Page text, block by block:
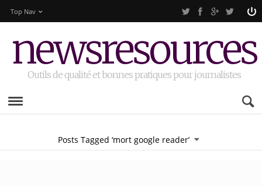
Top Nav
newsresources
Outils de qualité et bonnes pratiques pour journalistes
Posts Tagged ‘mort google reader’